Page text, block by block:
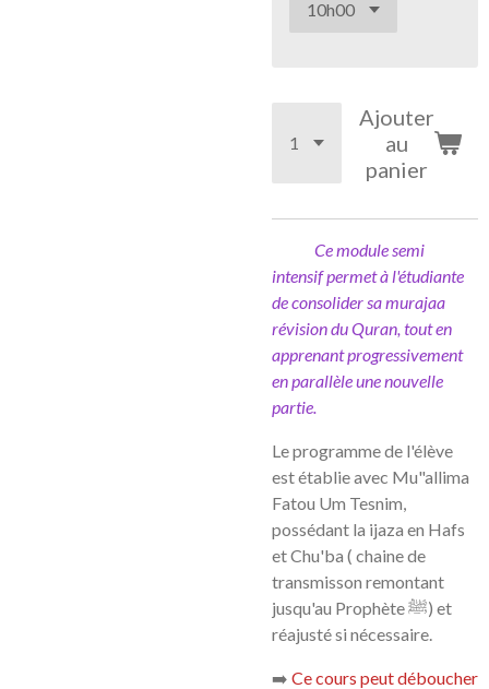
Ajouter
au
panier
Ce module semi
intensif permet à l'étudiante
de consolider sa murajaa
révision du Quran, tout en
apprenant progressivement
en parallèle une nouvelle
partie.
Le programme de l'élève
est établie avec Mu"allima
Fatou Um Tesnim,
possédant la ijaza en Hafs
et Chu'ba ( chaine de
transmisson remontant
jusqu'au Prophète ﷺ) et
réajusté si nécessaire.
➡️ Ce cours peut déboucher